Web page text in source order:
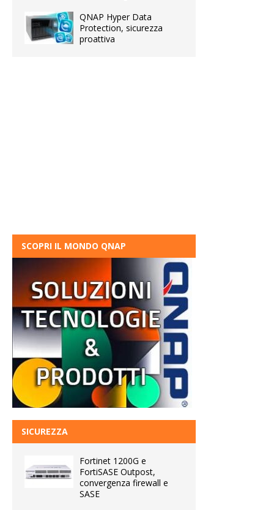
QNAP Hyper Data
Protection, sicurezza
proattiva
SCOPRI IL MONDO QNAP
SICUREZZA
Fortinet 1200G e
FortiSASE Outpost,
convergenza firewall e
SASE